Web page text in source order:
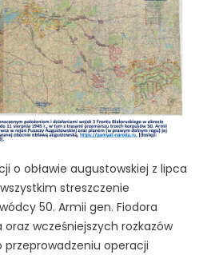
o obławie augustowskiej z lipca
streszczenie
50. Armii gen. Fiodora
oraz wcześniejszych rozkazów
operacji